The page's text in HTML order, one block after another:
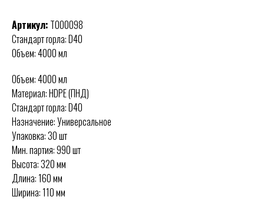
Артикул: T000098
Стандарт горла: D40
Объем: 4000 мл
Объем: 4000 мл
Материал: HDPE (ПНД)
Стандарт горла: D40
Назначение: Универсальное
Упаковка: 30 шт
Мин. партия: 990 шт
Высота: 320 мм
Длина: 160 мм
Ширина: 110 мм